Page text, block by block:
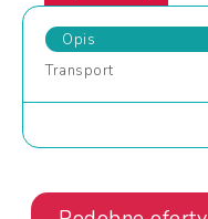
Opis
Transport